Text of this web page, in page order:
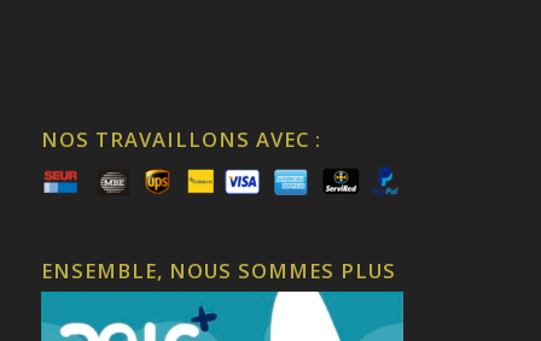
NOS TRAVAILLONS AVEC :
ENSEMBLE, NOUS SOMMES PLUS